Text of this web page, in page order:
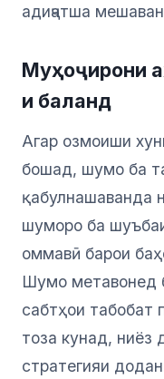
адиҷатша
Муҳоҷирони
и баланд
Агар озмоиши
бошад, шумо ба
қабулнашаванда
шуморо ба
оммавӣ барои
Шумо метавонед
сабтҳои табобат
тоза кунад,
стратегияи